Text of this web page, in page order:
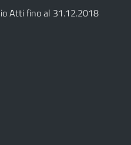
Atti fino al 31.12.2018